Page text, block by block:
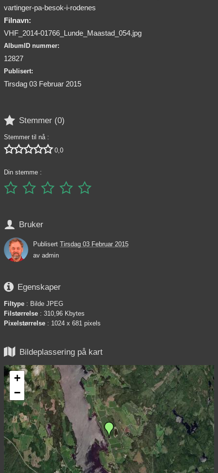
vartinger-pa-besok-i-rodenes
Filnavn:
VHF_2014-01766_Lunde_Maastad_054.jpg
AlbumID nummer:
12827
Publisert:
Tirsdag 03 Februar 2015
 Stemmer (0)
Stemmer til nå :
 0,0
Din stemme :
    
 Bruker
Publisert Tirsdag 03 Februar 2015
av admin
 Egenskaper
Filtype : Bilde JPEG
Filstørrelse : 310,96 Kbytes
Pixelstørrelse : 1024 x 681 pixels
 Bildeplassering på kart
+
−